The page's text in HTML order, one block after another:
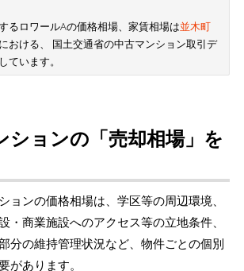
るロワールAの価格相場、家賃相場は並木町
における、 国土交通省の中古マンション取引デ
ています。
ションの「売却相場」を
ョンの価格相場は、学区等の周辺環境、
・商業施設へのアクセス等の立地条件、
分の維持管理状況など、物件ごとの個別
があります。